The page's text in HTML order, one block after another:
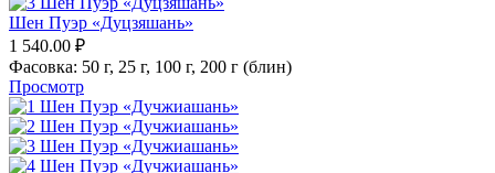
Шен Пуэр «Дуцзяшань»
1 540.00 ₽
Фасовка: 50 г, 25 г, 100 г, 200 г (блин)
Просмотр